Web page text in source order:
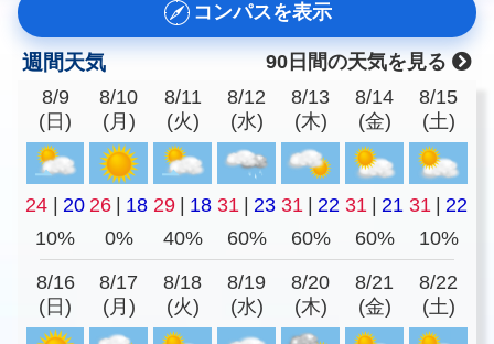
コンパスを表示
週間天気
90日間の天気を見る
8/9
(日)
8/10
(月)
8/11
(火)
8/12
(水)
8/13
(木)
8/14
(金)
8/15
(土)
24 | 20 26 | 18 29 | 18 31 | 23 31 | 22 31 | 21 31 | 22
10%
0% 40% 60% 60% 60% 10%
8/16
(日)
8/17
(月)
8/18
(火)
8/19
(水)
8/20
(木)
8/21
(金)
8/22
(土)